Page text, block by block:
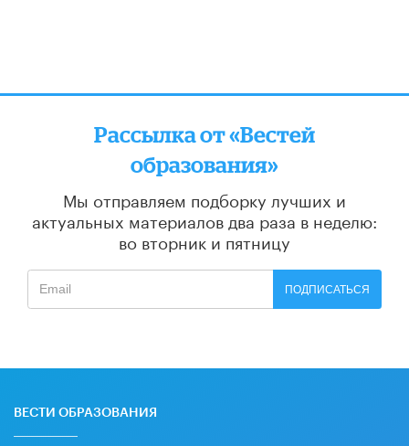
Рассылка от «Вестей
образования»
Мы отправляем подборку лучших и
актуальных материалов два раза в неделю:
во вторник и пятницу
ПОДПИСАТЬСЯ
ВЕСТИ ОБРАЗОВАНИЯ